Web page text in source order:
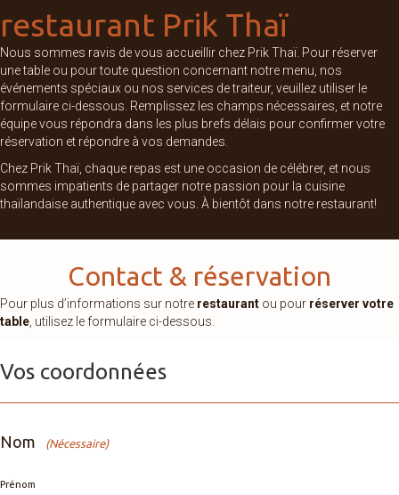
restaurant Prik Thaï
Nous sommes ravis de vous accueillir chez Prik Thaï. Pour réserver
une table ou pour toute question concernant notre menu, nos
événements spéciaux ou nos services de traiteur, veuillez utiliser le
formulaire ci-dessous. Remplissez les champs nécessaires, et notre
équipe vous répondra dans les plus brefs délais pour confirmer votre
réservation et répondre à vos demandes.
Chez Prik Thaï, chaque repas est une occasion de célébrer, et nous
sommes impatients de partager notre passion pour la cuisine
thaïlandaise authentique avec vous. À bientôt dans notre restaurant!
Contact & réservation
Pour plus d’informations sur notre restaurant ou pour réserver votre
table , utilisez le formulaire ci-dessous.
Vos coordonnées
Nom (Nécessaire)
Prénom